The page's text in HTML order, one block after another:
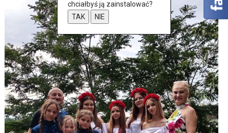
chciałbyś ją zainstalować?
TAK
NIE